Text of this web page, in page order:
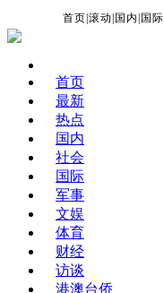
首页 |滚动 国内 国际
首页
最新
热点
国内
社会
国际
军事
文娱
体育
财经
访谈
港澳台侨